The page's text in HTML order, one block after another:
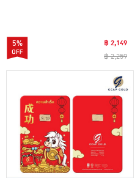
5%
฿ 2,149
฿ 2,259